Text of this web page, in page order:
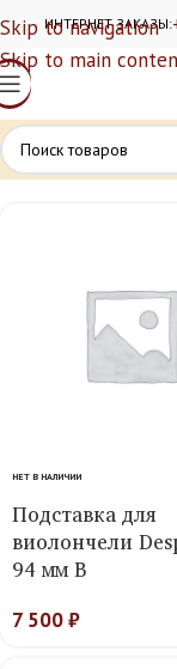
Skip to navigation
Skip to main
ИНТЕРНЕТ ЗАКАЗЫ:
НЕТ В НАЛИЧИИ
Подставка для
виолончели
94 мм B
7 500₽